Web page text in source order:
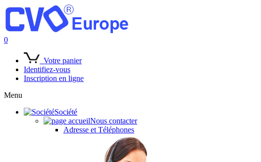
0
Votre panier
Identifiez-vous
Inscription en ligne
Menu
Société
Nous contacter
Adresse et Téléphones